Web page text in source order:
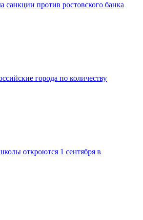
санкции против ростовского банка
города по количеству
откроются 1 сентября в